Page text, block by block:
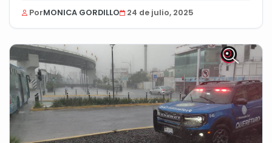
PorMONICA GORDILLO 24 de julio, 2025